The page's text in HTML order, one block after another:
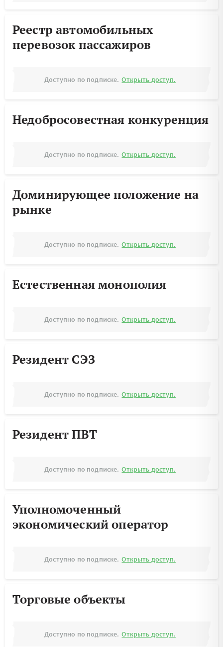
Реестр автомобильных
перевозок пассажиров
Доступно по подписке. Открыть доступ.
Недобросовестная конкуренция
Доступно по подписке. Открыть доступ.
Доминирующее положение на
рынке
Доступно по подписке. Открыть доступ.
Естественная монополия
Доступно по подписке. Открыть доступ.
Резидент СЭЗ
Доступно по подписке. Открыть доступ.
Резидент ПВТ
Доступно по подписке. Открыть доступ.
Уполномоченный
экономический оператор
Доступно по подписке. Открыть доступ.
Торговые объекты
Доступно по подписке. Открыть доступ.